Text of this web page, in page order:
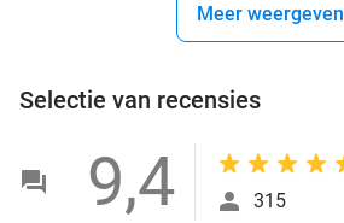
Meer weergeven
Selectie van recensies
9,4 315